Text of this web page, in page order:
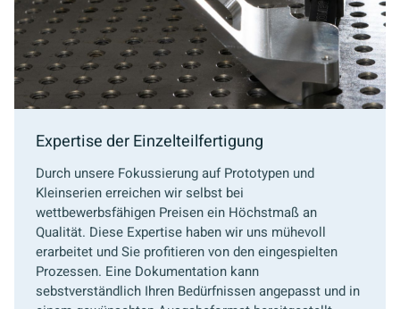
Expertise der Einzelteilfertigung
Durch unsere Fokussierung auf Prototypen und
Kleinserien erreichen wir selbst bei
wettbewerbsfähigen Preisen ein Höchstmaß an
Qualität. Diese Expertise haben wir uns mühevoll
erarbeitet und Sie profitieren von den eingespielten
Prozessen. Eine Dokumentation kann
sebstverständlich Ihren Bedürfnissen angepasst und in